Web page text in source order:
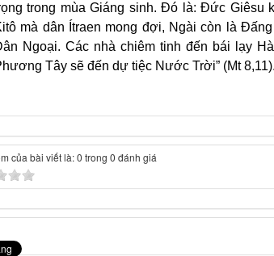
trong mùa Giáng sinh. Đó là: Đức Giêsu
mà dân Ítraen mong đợi, Ngài còn là
Ngoại. Các nhà chiêm tinh đến bái lạy
Tây sẽ đến dự tiệc Nước Trời” (Mt 8,11).
của bài viết là: 0 trong 0 đánh giá